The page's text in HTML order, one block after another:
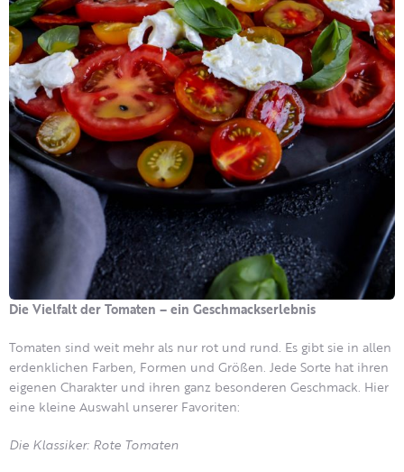
Die Vielfalt der Tomaten – ein Geschmackserlebnis
Tomaten sind weit mehr als nur rot und rund. Es gibt sie in allen
erdenklichen Farben, Formen und Größen. Jede Sorte hat ihren
eigenen Charakter und ihren ganz besonderen Geschmack. Hier
eine kleine Auswahl unserer Favoriten:
Die Klassiker: Rote Tomaten